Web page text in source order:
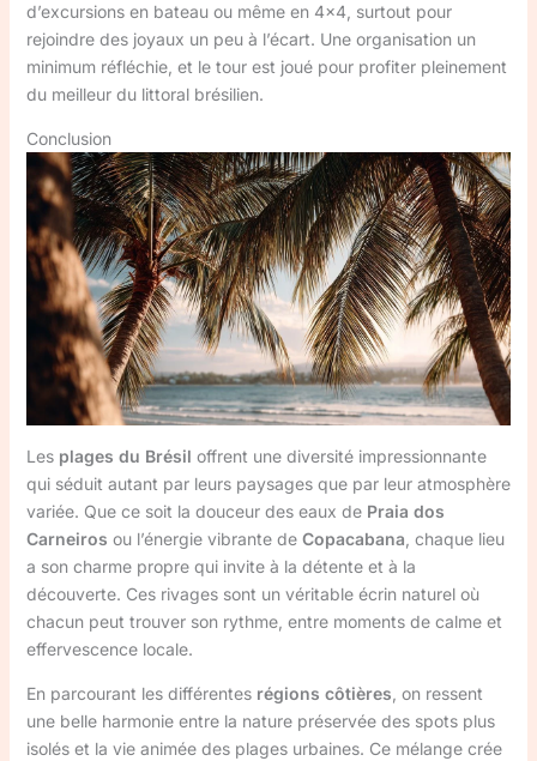
d’excursions en bateau ou même en 4×4, surtout pour
rejoindre des joyaux un peu à l’écart. Une organisation un
minimum réfléchie, et le tour est joué pour profiter pleinement
du meilleur du littoral brésilien.
Conclusion
Les plages du Brésil offrent une diversité impressionnante
qui séduit autant par leurs paysages que par leur atmosphère
variée. Que ce soit la douceur des eaux de Praia dos
Carneiros ou l’énergie vibrante de Copacabana , chaque lieu
a son charme propre qui invite à la détente et à la
découverte. Ces rivages sont un véritable écrin naturel où
chacun peut trouver son rythme, entre moments de calme et
effervescence locale.
En parcourant les différentes régions côtières , on ressent
une belle harmonie entre la nature préservée des spots plus
isolés et la vie animée des plages urbaines. Ce mélange crée